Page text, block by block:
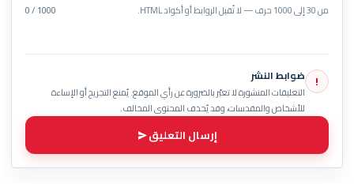
من 30 إلى 1000 حرف — لا تُقبل الروابط أو أكواد HTML. 0 / 1000
! ضوابط النشر
التعليقات المنشورة لا تعبّر بالضرورة عن رأي الموقع. يُمنع التجريح أو الإساءة
للأشخاص والمقدسات، وقد يُحذف المحتوى المخالف.
إرسال التعليق